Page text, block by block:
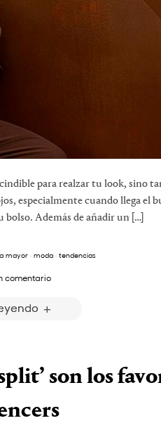
para realzar tu look, sino
especialmente cuando llega el
bolso. Además de añadir un […]
mayor · moda · tendencias
comentario
son los